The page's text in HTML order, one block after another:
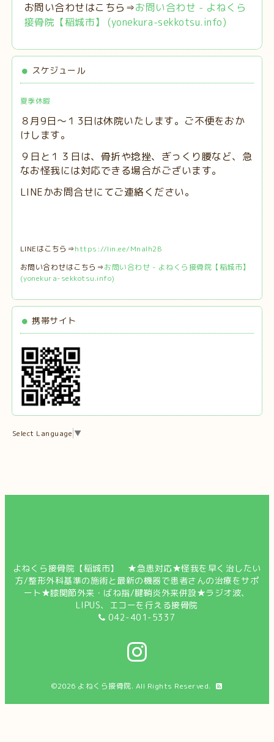
お問い合わせはこちら⇒お問い合わせ - よねくら
接骨院【稲城市】 (yonekura-sekkotsu.info)
スケジュール
夏季休暇
８月9日～１3日は休院いたします。ご不便をおか
けします。
９日と１３日は、 骨折や捻挫、ぎっくり腰など、急
なお怪我には対応できる場合がございます。
LINEかお問合せにてご連絡ください。
LINEはこちら⇒https://lin.ee/MnaIh2B
お問い合わせはこちら⇒お問い合わせ - よねくら接骨院【稲城市】
(yonekura-sekkotsu.info)
携帯サイト
Select Language ▼
よねくら接骨院【稲城市】 ★急患対応★怪我を早く治したい
方/整形外科基準の施術と最新の機器で患者さんの治療をサポ
ート★膝関節外来・ばね指/腱鞘炎外来併設★ラジオ波、
LIPUS、エコーを行える接骨院
042-401-5337
©2026 よねくら接骨院. All Rights Reserved.